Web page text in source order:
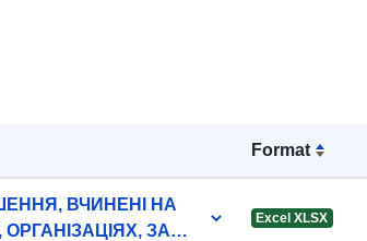
Format
ВЧИНЕНІ НА
ЗА
Excel XLSX